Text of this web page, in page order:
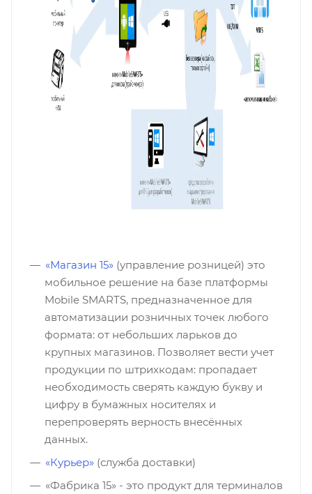
«Магазин 15»(управление розницей) это
мобильное решение на базе платформы
Mobile SMARTS, предназначенное для
автоматизации розничных точек любого
формата: от небольших ларьков до
крупных магазинов. Позволяет вести учет
продукции по штрихкодам: пропадает
необходимость сверять каждую букву и
цифру в бумажных носителях и
перепроверять верность внесённых
данных.
«Курьер»(служба доставки)
«Фабрика 15» - это продукт для терминалов